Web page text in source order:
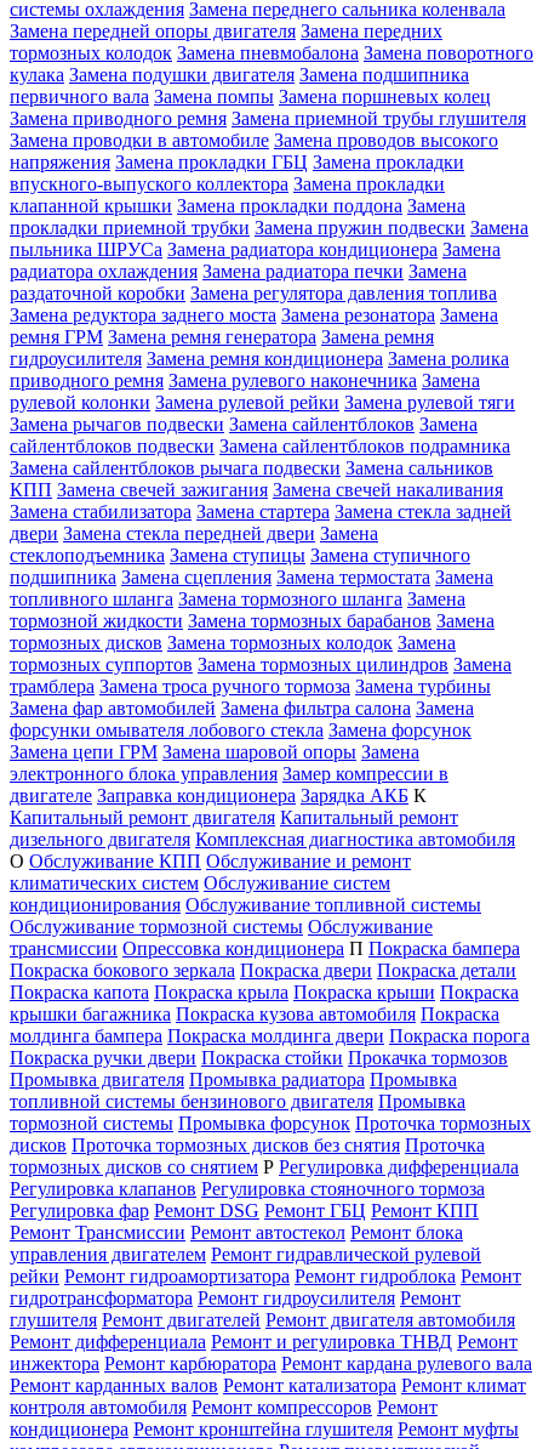
системы охлаждения Замена переднего сальника коленвала
Замена передней опоры двигателя Замена передних
тормозных колодок Замена пневмобалона Замена поворотного
кулака Замена подушки двигателя Замена подшипника
первичного вала Замена помпы Замена поршневых колец
Замена приводного ремня Замена приемной трубы глушителя
Замена проводки в автомобиле Замена проводов высокого
напряжения Замена прокладки ГБЦ Замена прокладки
впускного-выпуского коллектора Замена прокладки
клапанной крышки Замена прокладки поддона Замена
прокладки приемной трубки Замена пружин подвески Замена
пыльника ШРУСа Замена радиатора кондиционера Замена
радиатора охлаждения Замена радиатора печки Замена
раздаточной коробки Замена регулятора давления топлива
Замена редуктора заднего моста Замена резонатора Замена
ремня ГРМ Замена ремня генератора Замена ремня
гидроусилителя Замена ремня кондиционера Замена ролика
приводного ремня Замена рулевого наконечника Замена
рулевой колонки Замена рулевой рейки Замена рулевой тяги
Замена рычагов подвески Замена сайлентблоков Замена
сайлентблоков подвески Замена сайлентблоков подрамника
Замена сайлентблоков рычага подвески Замена сальников
КПП Замена свечей зажигания Замена свечей накаливания
Замена стабилизатора Замена стартера Замена стекла задней
двери Замена стекла передней двери Замена
стеклоподъемника Замена ступицы Замена ступичного
подшипника Замена сцепления Замена термостата Замена
топливного шланга Замена тормозного шланга Замена
тормозной жидкости Замена тормозных барабанов Замена
тормозных дисков Замена тормозных колодок Замена
тормозных суппортов Замена тормозных цилиндров Замена
трамблера Замена троса ручного тормоза Замена турбины
Замена фар автомобилей Замена фильтра салона Замена
форсунки омывателя лобового стекла Замена форсунок
Замена цепи ГРМ Замена шаровой опоры Замена
электронного блока управления Замер компрессии в
двигателе Заправка кондиционера Зарядка АКБ К
Капитальный ремонт двигателя Капитальный ремонт
дизельного двигателя Комплексная диагностика автомобиля
О Обслуживание КПП Обслуживание и ремонт
климатических систем Обслуживание систем
кондиционирования Обслуживание топливной системы
Обслуживание тормозной системы Обслуживание
трансмиссии Опрессовка кондиционера П Покраска бампера
Покраска бокового зеркала Покраска двери Покраска детали
Покраска капота Покраска крыла Покраска крыши Покраска
крышки багажника Покраска кузова автомобиля Покраска
молдинга бампера Покраска молдинга двери Покраска порога
Покраска ручки двери Покраска стойки Прокачка тормозов
Промывка двигателя Промывка радиатора Промывка
топливной системы бензинового двигателя Промывка
тормозной системы Промывка форсунок Проточка тормозных
дисков Проточка тормозных дисков без снятия Проточка
тормозных дисков со снятием Р Регулировка дифференциала
Регулировка клапанов Регулировка стояночного тормоза
Регулировка фар Ремонт DSG Ремонт ГБЦ Ремонт КПП
Ремонт Трансмиссии Ремонт автостекол Ремонт блока
управления двигателем Ремонт гидравлической рулевой
рейки Ремонт гидроамортизатора Ремонт гидроблока Ремонт
гидротрансформатора Ремонт гидроусилителя Ремонт
глушителя Ремонт двигателей Ремонт двигателя автомобиля
Ремонт дифференциала Ремонт и регулировка ТНВД Ремонт
инжектора Ремонт карбюратора Ремонт кардана рулевого вала
Ремонт карданных валов Ремонт катализатора Ремонт климат
контроля автомобиля Ремонт компрессоров Ремонт
кондиционера Ремонт кронштейна глушителя Ремонт муфты